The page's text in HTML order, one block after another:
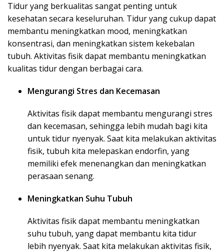
Tidur yang berkualitas sangat penting untuk
kesehatan secara keseluruhan. Tidur yang cukup dapat
membantu meningkatkan mood, meningkatkan
konsentrasi, dan meningkatkan sistem kekebalan
tubuh. Aktivitas fisik dapat membantu meningkatkan
kualitas tidur dengan berbagai cara.
Mengurangi Stres dan Kecemasan
Aktivitas fisik dapat membantu mengurangi stres
dan kecemasan, sehingga lebih mudah bagi kita
untuk tidur nyenyak. Saat kita melakukan aktivitas
fisik, tubuh kita melepaskan endorfin, yang
memiliki efek menenangkan dan meningkatkan
perasaan senang.
Meningkatkan Suhu Tubuh
Aktivitas fisik dapat membantu meningkatkan
suhu tubuh, yang dapat membantu kita tidur
lebih nyenyak. Saat kita melakukan aktivitas fisik,